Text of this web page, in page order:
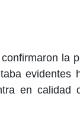
la
evidentes
en calidad